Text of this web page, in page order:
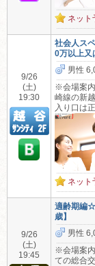
ネット
9/26
(土)
19:30
社会人ス
0万以上又
男性
※会場案
崎線の新
入り口は
ネット
9/26
(土)
19:45
適齢期編
歳】
男性
※会場案
ての総合